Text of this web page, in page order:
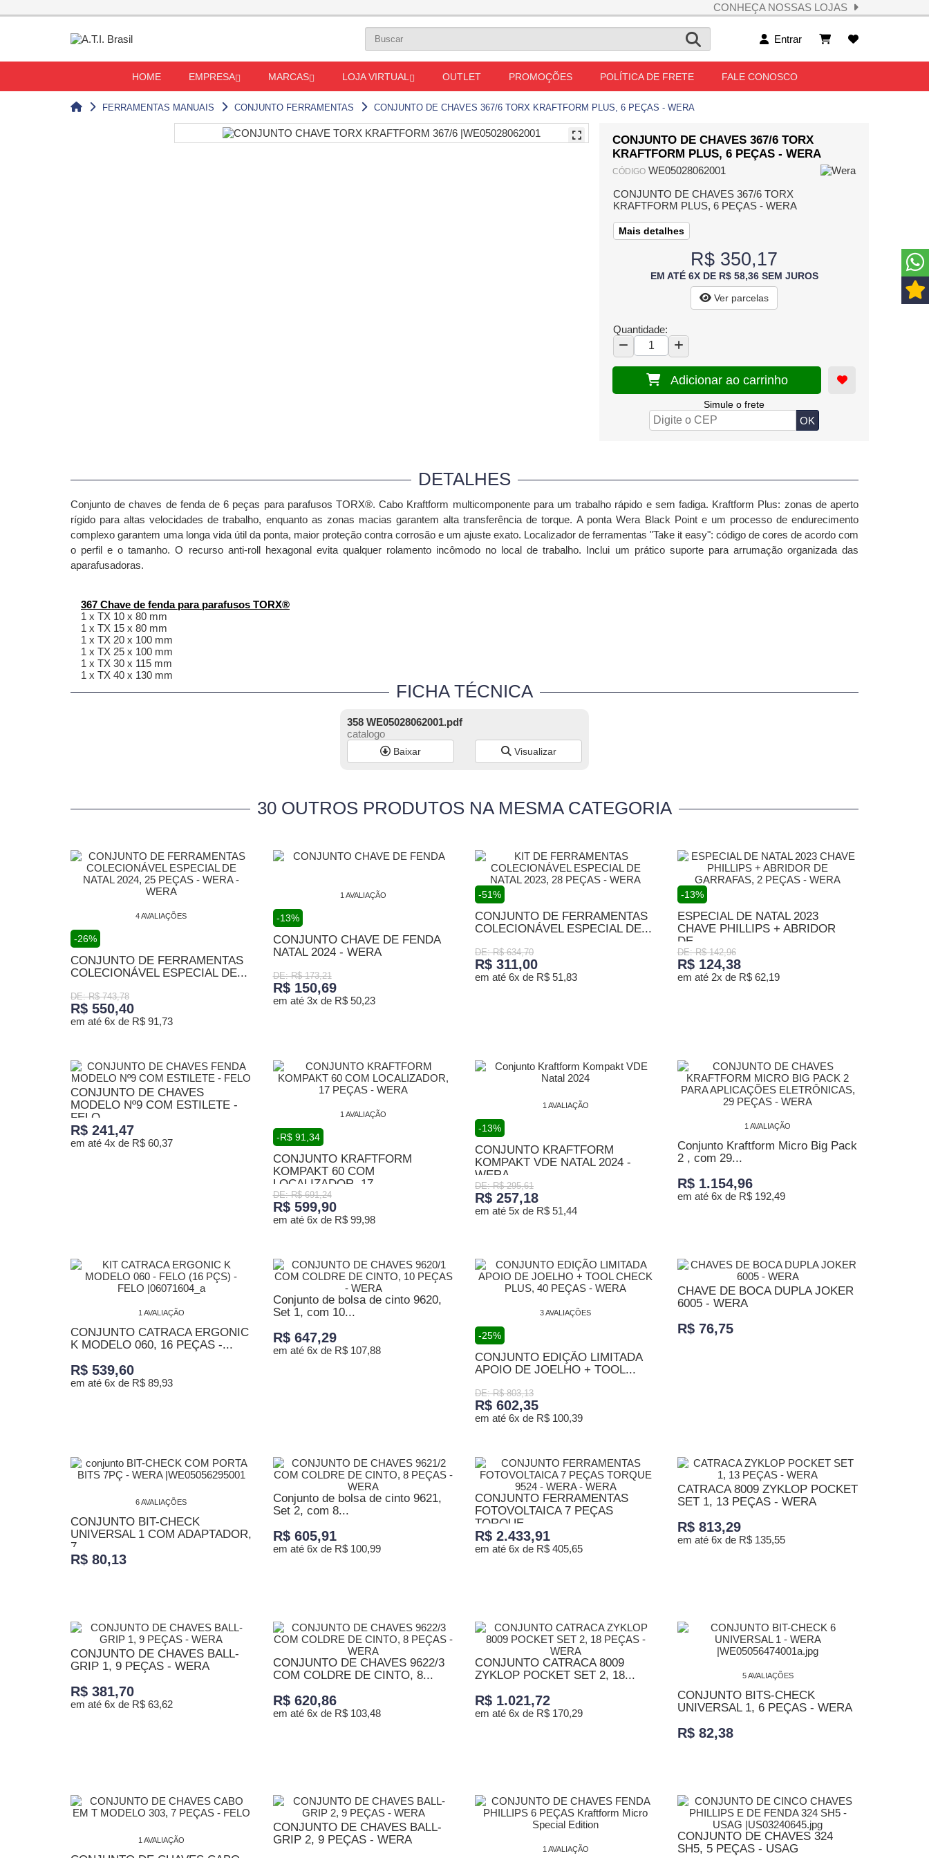
CONHEÇA NOSSAS LOJAS
Entrar
HOME EMPRESA MARCAS LOJA VIRTUAL OUTLET PROMOÇÕES POLÍTICA DE FRETE FALE CONOSCO
FERRAMENTAS MANUAIS CONJUNTO FERRAMENTAS CONJUNTO DE CHAVES 367/6 TORX KRAFTFORM PLUS, 6 PEÇAS - WERA
CONJUNTO DE CHAVES 367/6 TORX
KRAFTFORM PLUS, 6 PEÇAS - WERA
CÓDIGO WE05028062001
CONJUNTO DE CHAVES 367/6 TORX
KRAFTFORM PLUS, 6 PEÇAS - WERA
Mais detalhes
R$ 350,17
EM ATÉ 6X DE R$ 58,36 SEM JUROS
Ver parcelas
Quantidade:
Adicionar ao carrinho
Simule o frete
DETALHES
Conjunto de chaves de fenda de 6 peças para parafusos TORX®.Cabo Kraftform multicomponente para um trabalho rápido e sem fadiga. Kraftform Plus: zonas de aperto
rígido para altas velocidades de trabalho, enquanto as zonas macias garantem alta transferência de torque.A ponta Wera Black Point e um processo de endurecimento
complexo garantem uma longa vida útil da ponta, maior proteção contra corrosão e um ajuste exato. Localizador de ferramentas "Take it easy": código de cores de acordo com
o perfil e o tamanho.O recurso anti-roll hexagonal evita qualquer rolamento incômodo no local de trabalho. Inclui um prático suporte para arrumação organizada das
aparafusadoras.
367 Chave de fenda para parafusos TORX®
1 x TX 10 x 80 mm
1 x TX 15 x 80 mm
1 x TX 20 x 100 mm
1 x TX 25 x 100 mm
1 x TX 30 x 115 mm
1 x TX 40 x 130 mm
FICHA TÉCNICA
358 WE05028062001.pdf
catalogo
Baixar Visualizar
30 OUTROS PRODUTOS NA MESMA CATEGORIA
4 AVALIAÇÕES
-26%
CONJUNTO DE FERRAMENTAS
COLECIONÁVEL ESPECIAL DE...
DE: R$ 743,78
R$ 550,40
em até 6x de R$ 91,73
1 AVALIAÇÃO
-13%
CONJUNTO CHAVE DE FENDA
NATAL 2024 - WERA
DE: R$ 173,21
R$ 150,69
em até 3x de R$ 50,23
-51%
CONJUNTO DE FERRAMENTAS
COLECIONÁVEL ESPECIAL DE...
DE: R$ 634,70
R$ 311,00
em até 6x de R$ 51,83
-13%
ESPECIAL DE NATAL 2023
CHAVE PHILLIPS + ABRIDOR
DE...
DE: R$ 142,96
R$ 124,38
em até 2x de R$ 62,19
CONJUNTO DE CHAVES
MODELO Nº9 COM ESTILETE -
FELO
R$ 241,47
em até 4x de R$ 60,37
1 AVALIAÇÃO
-R$ 91,34
CONJUNTO KRAFTFORM
KOMPAKT 60 COM
LOCALIZADOR, 17...
DE: R$ 691,24
R$ 599,90
em até 6x de R$ 99,98
1 AVALIAÇÃO
-13%
CONJUNTO KRAFTFORM
KOMPAKT VDE NATAL 2024 -
WERA
DE: R$ 295,61
R$ 257,18
em até 5x de R$ 51,44
1 AVALIAÇÃO
Conjunto Kraftform Micro Big Pack
2 , com 29...
R$ 1.154,96
em até 6x de R$ 192,49
1 AVALIAÇÃO
CONJUNTO CATRACA ERGONIC
K MODELO 060, 16 PEÇAS -...
R$ 539,60
em até 6x de R$ 89,93
Conjunto de bolsa de cinto 9620,
Set 1, com 10...
R$ 647,29
em até 6x de R$ 107,88
3 AVALIAÇÕES
-25%
CONJUNTO EDIÇÃO LIMITADA
APOIO DE JOELHO + TOOL...
DE: R$ 803,13
R$ 602,35
em até 6x de R$ 100,39
CHAVE DE BOCA DUPLA JOKER
6005 - WERA
R$ 76,75
6 AVALIAÇÕES
CONJUNTO BIT-CHECK
UNIVERSAL 1 COM ADAPTADOR,
7...
R$ 80,13
Conjunto de bolsa de cinto 9621,
Set 2, com 8...
R$ 605,91
em até 6x de R$ 100,99
CONJUNTO FERRAMENTAS
FOTOVOLTAICA 7 PEÇAS
TORQUE...
R$ 2.433,91
em até 6x de R$ 405,65
CATRACA 8009 ZYKLOP POCKET
SET 1, 13 PEÇAS - WERA
R$ 813,29
em até 6x de R$ 135,55
CONJUNTO DE CHAVES BALL-
GRIP 1, 9 PEÇAS - WERA
R$ 381,70
em até 6x de R$ 63,62
CONJUNTO DE CHAVES 9622/3
COM COLDRE DE CINTO, 8...
R$ 620,86
em até 6x de R$ 103,48
CONJUNTO CATRACA 8009
ZYKLOP POCKET SET 2, 18...
R$ 1.021,72
em até 6x de R$ 170,29
5 AVALIAÇÕES
CONJUNTO BITS-CHECK
UNIVERSAL 1, 6 PEÇAS - WERA
R$ 82,38
1 AVALIAÇÃO
CONJUNTO DE CHAVES BALL-
GRIP 2, 9 PEÇAS - WERA
1 AVALIAÇÃO
CONJUNTO DE CHAVES 324
SH5, 5 PEÇAS - USAG